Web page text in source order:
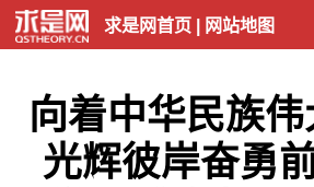
求是网首页| 网站地图
向着中华民族
光辉彼岸奋勇